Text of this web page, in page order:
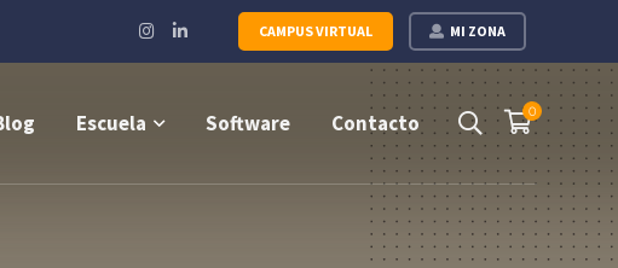
MI ZONA
CAMPUS VIRTUAL
Instagram
Profile
LinkedIn
Profile
0
Escuela Software Contacto